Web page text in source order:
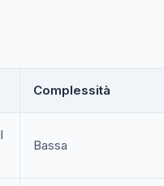
Complessità
Bassa